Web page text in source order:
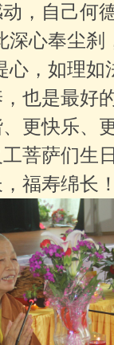
，自己何
深心奉尘刹
心，如理
也是最好
更快乐、
菩萨们生
福寿绵长